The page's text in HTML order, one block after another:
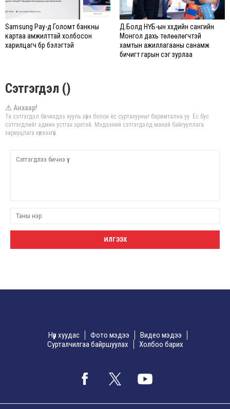
Samsung Pay-д Голомт банкны
картаа амжилттай холбосон
харилцагч бүр бэлэгтэй
Д.Болд НҮБ-ын хүүхдийн сангийн
Монгол дахь төлөөлөгчтэй
хамтын ажиллагааны санамж
бичигт гарын үсэг зурлаа
Сэтгэгдэл ()
⚠ Анхаар!
Та сэтгэгдэл бичихдээ хууль зүйн болон ёс суртахууныг баримтална уу. Ёс бус
сэтгэгдлийг админ устгах эрхтэй. Мэдээний сэтгэгдэлд манай байгууллага
хариуцлага хүлээхгүй.
Нүүр хуудас Фото мэдээ
Видео мэдээ
Сурталчилгаа байршуулах
Холбоо барих